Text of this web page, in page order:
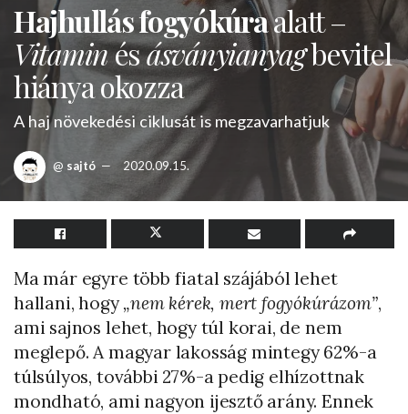
Hajhullás fogyókúraalatt –
Vitaminésásványianyagbevitel
hiánya okozza
A haj növekedési ciklusát is megzavarhatjuk
@ sajtó 2020.09.15.
Ma már egyre több fiatal szájából lehet
hallani, hogy„nem kérek, mert fogyókúrázom”,
ami sajnos lehet, hogy túl korai, de nem
meglepő. A magyar lakosság mintegy 62%-a
túlsúlyos, további 27%-a pedig elhízottnak
mondható, ami nagyon ijesztő arány. Ennek